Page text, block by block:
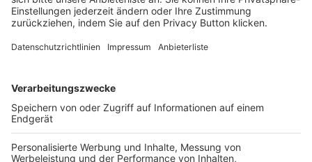
FOLGE DEM BFV
TOP-VEREINE